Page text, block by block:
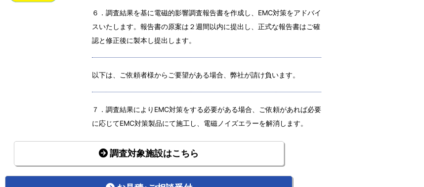
６．調査結果を基に電磁的影響調査報告書を作成し、EMC対策をアドバイ
スいたします。報告書の原案は２週間以内に提出し、正式な報告書はご確
認と修正後に製本し提出します。
以下は、ご依頼者様からご要望がある場合、弊社が請け負います。
７．調査結果によりEMC対策をする必要がある場合、ご依頼があれば必要
に応じてEMC対策製品にて施工し、電磁ノイズエラーを解消します。
調査対象施設はこちら